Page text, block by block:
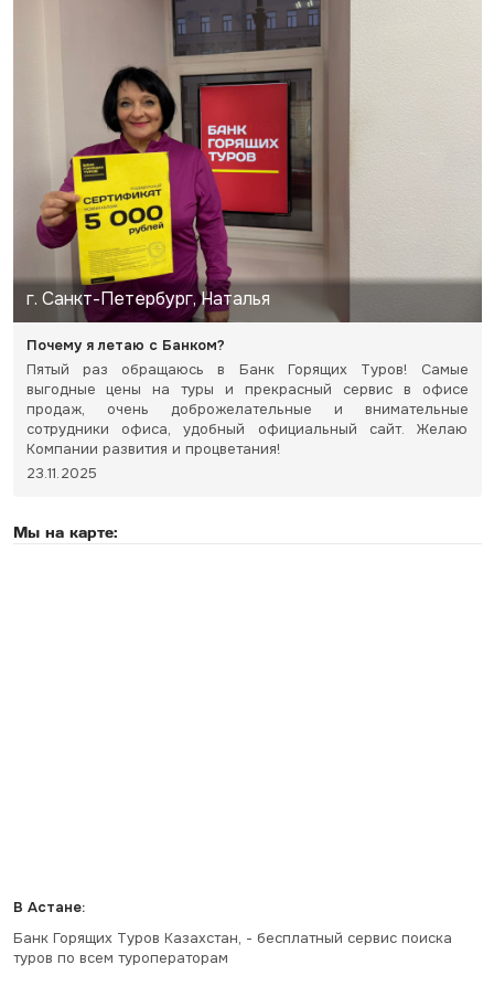
г. Санкт-Петербург, Наталья
Почему я летаю с Банком?
Пятый раз обращаюсь в Банк Горящих Туров! Самые
выгодные цены на туры и прекрасный сервис в офисе
продаж, очень доброжелательные и внимательные
сотрудники офиса, удобный официальный сайт. Желаю
Компании развития и процветания!
23.11.2025
Мы на карте:
В Астане:
Банк Горящих Туров Казахстан, - бесплатный сервис поиска
туров по всем туроператорам